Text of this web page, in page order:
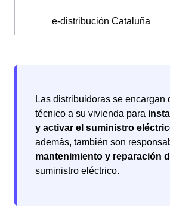
e-distribución Cataluña
Las distribuidoras se encargan
técnico a su vivienda para
y activar el suministro
además, también son
mantenimiento y reparación
suministro eléctrico.